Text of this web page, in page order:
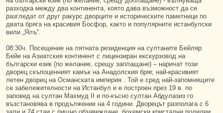
разходка между два континента, която дава възможност да се
разгледат от друг ракурс дворците и историческите паметници по
двата бряга на красивия Босфор, както и популярните истанбулски
вили „Ялъ“.
08:30ч. Посещение на лятната резиденция на султаните Бейляр
Бейе на Азиатския континент с лицензиран екскурзовод на
български език (по желание, срещу заплащане) – наричат този
дворец скъпоценният камък на Анадолския бряг, най-красивият
летен дворец на Османската империя . Той е сред най-запомнящите
се забележителности на Истанбул и е построен през 19 в. по
заповед на султан Махмуд II и по-късно султан Абдулазиз го
възстановява в продължение на 4 години. Дворецът разполага с 6